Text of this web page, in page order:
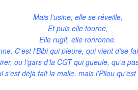
Mais l'usine, elle se réveille,
Et puis elle tourne,
Elle rugit, elle ronronne.
C'est l'Bibi qui pleure, qui vient d'se
ou l'gars d'la CGT qui gueule, qu'a
s'est déjà fait la malle, mais l'Pilou